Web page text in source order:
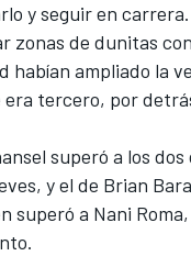
y seguir en carrera.
zonas de dunitas
habían ampliado la
tercero, por
superó a los
y el de Brian
superó a Nani Roma,